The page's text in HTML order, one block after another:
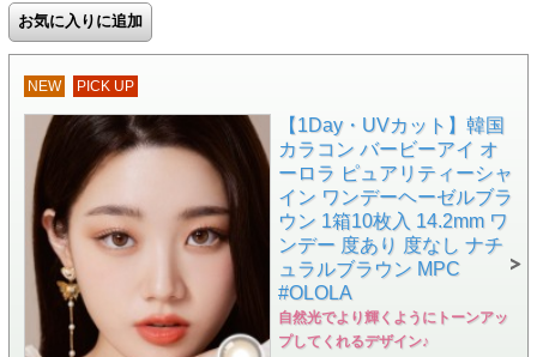
NEW PICK UP
【1Day・UVカット】韓国
カラコン バービーアイ オ
ーロラ ピュアリティーシャ
イン ワンデーヘーゼルブラ
ウン 1箱10枚入 14.2mm ワ
ンデー 度あり 度なし ナチ
ュラルブラウン MPC
#OLOLA
自然光でより輝くようにトーンアッ
プしてくれるデザイン♪